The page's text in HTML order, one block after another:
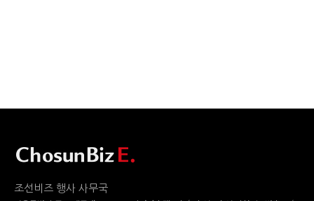
조선비즈 행사 사무국